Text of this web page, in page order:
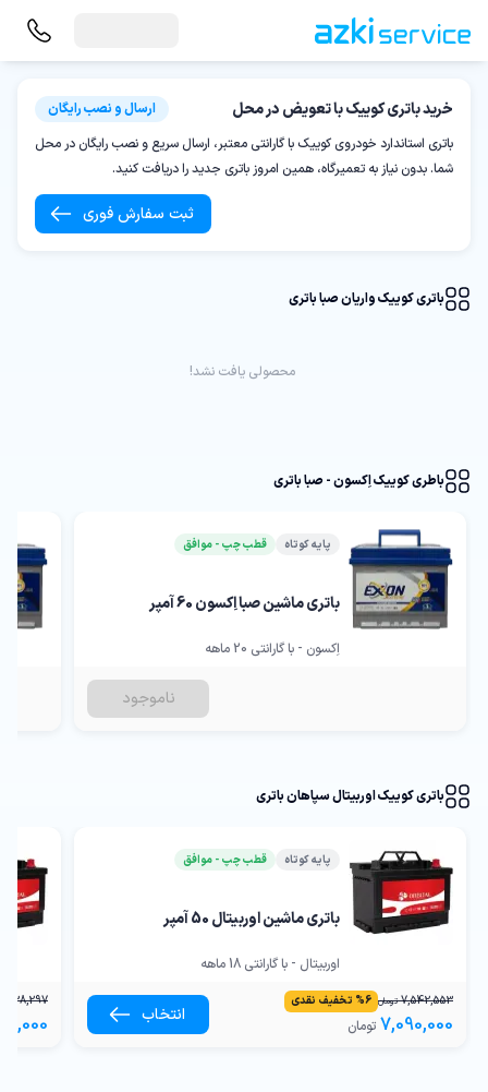
خرید باتری کوییک با تعویض در محل
ارسال و نصب رایگان
باتری استاندارد خودروی کوییک با گارانتی معتبر، ارسال سریع و نصب رایگان در محل
شما. بدون نیاز به تعمیرگاه، همین امروز باتری جدید را دریافت کنید.
ثبت سفارش فوری
باتری کوییک واریان صبا باتری
محصولی یافت نشد!
باطری کوییک اِکسون - صبا باتری
پایه کوتاه قطب چپ - موافق
باتری ماشین صبا اِکسون 60 آمپر
اِکسون - با گارانتی 20 ماهه
ناموجود
باتری کوییک اوربیتال سپاهان باتری
پایه کوتاه قطب چپ - موافق
باتری ماشین اوربیتال 50 آمپر
اوربیتال - با گارانتی 18 ماهه
7,542,553 تومان %6 تخفیف نقدی
7,090,000 تومان
انتخاب
8,138,297